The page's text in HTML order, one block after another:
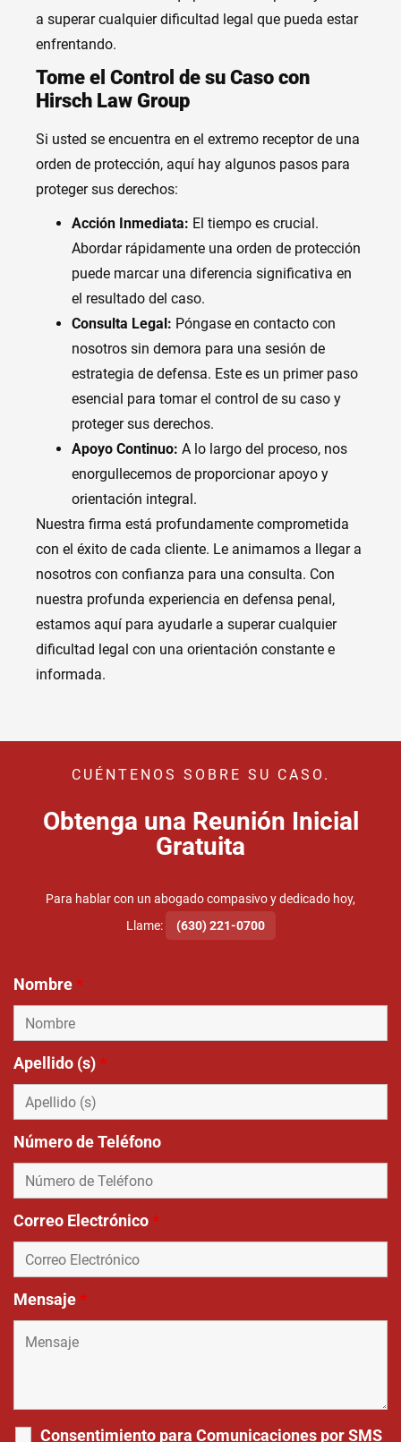
a superar cualquier dificultad legal que pueda estar
enfrentando.
Tome el Control de su Caso con
Hirsch Law Group
Si usted se encuentra en el extremo receptor de una
orden de protección, aquí hay algunos pasos para
proteger sus derechos:
Acción Inmediata: El tiempo es crucial.
Abordar rápidamente una orden de protección
puede marcar una diferencia significativa en
el resultado del caso.
Consulta Legal: Póngase en contacto con
nosotros sin demora para una sesión de
estrategia de defensa. Este es un primer paso
esencial para tomar el control de su caso y
proteger sus derechos.
Apoyo Continuo: A lo largo del proceso, nos
enorgullecemos de proporcionar apoyo y
orientación integral.
Nuestra firma está profundamente comprometida
con el éxito de cada cliente. Le animamos a llegar a
nosotros con confianza para una consulta. Con
nuestra profunda experiencia en defensa penal,
estamos aquí para ayudarle a superar cualquier
dificultad legal con una orientación constante e
informada.
CUÉNTENOS SOBRE SU CASO.
Obtenga una Reunión Inicial
Gratuita
Para hablar con un abogado compasivo y dedicado hoy,
Llame:
(630) 221-0700
Nombre*
Apellido (s)*
Número de Teléfono
Correo Electrónico*
Mensaje*
Consentimiento para Comunicaciones por SMS